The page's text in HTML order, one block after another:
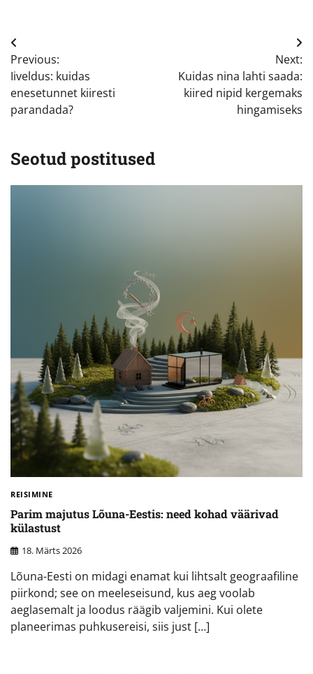
Navigeerimine
Previous:
Iiveldus: kuidas
enesetunnet kiiresti
parandada?
Next:
Kuidas nina lahti saada:
kiired nipid kergemaks
hingamiseks
Seotud postitused
REISIMINE
Parim majutus Lõuna-Eestis: need kohad väärivad
külastust
18. Märts 2026
Lõuna-Eesti on midagi enamat kui lihtsalt geograafiline
piirkond; see on meeleseisund, kus aeg voolab
aeglasemalt ja loodus räägib valjemini. Kui olete
planeerimas puhkusereisi, siis just […]